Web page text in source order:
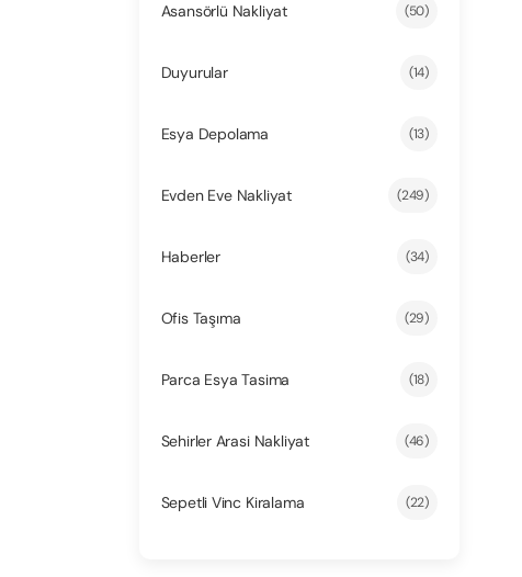
Asansörlü Nakliyat (50)
Duyurular (14)
Esya Depolama (13)
Evden Eve Nakliyat (249)
Haberler (34)
Ofis Taşıma (29)
Parca Esya Tasima (18)
Sehirler Arasi Nakliyat (46)
Sepetli Vinc Kiralama (22)